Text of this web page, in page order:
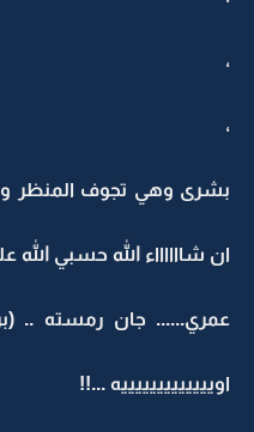
،
،
بشرى وهي تجوف المنظر
ان شااااااء الله حسبي
عمري...... جان رمسته ..
اويييييييييييييه ...!!